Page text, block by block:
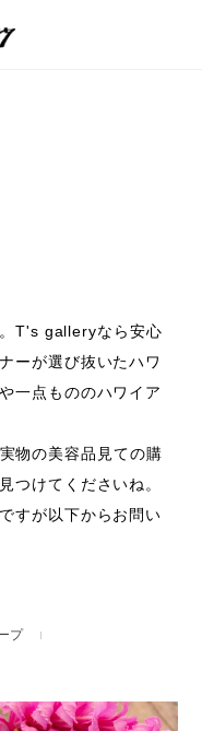
T's galleryなら安心
ーが選び抜いたハワ
一点もののハワイア
物の美容品見ての購
つけてくださいね。
すが以下からお問い
プ